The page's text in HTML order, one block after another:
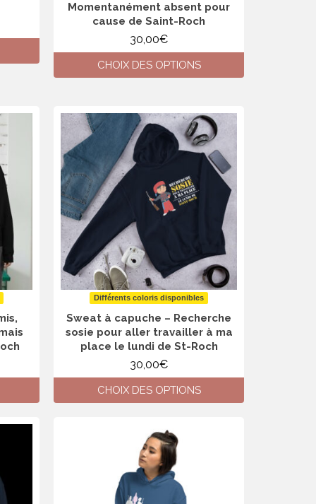
Momentanément absent pour
cause de Saint-Roch
30,00€
CHOIX DES OPTIONS
a
plusieurs
variations.
peuvent
être
choisies
du
produit
Différents coloris disponibles
Sweat à capuche – Recherche
sosie pour aller travailler à ma
place le lundi de St-Roch
30,00€
CHOIX DES OPTIONS
a
plusieurs
variations.
Les